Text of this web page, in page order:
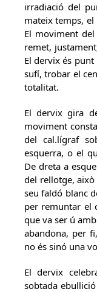
irradiació del
mateix temps, el
El moviment
remet,
El dervix és punt
sufí, trobar el
totalitat.
El dervix gira
moviment
del cal.lígraf
esquerra, o el
De dreta a
del rellotge, això
seu faldó blanc
per remuntar el
que va ser ú
abandona, per
no és sinó una
El dervix
sobtada